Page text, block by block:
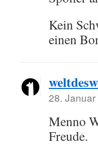
Kein
einen
28.
Menno
Freude.